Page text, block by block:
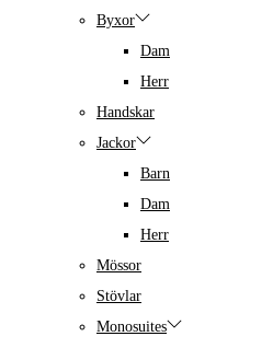
Byxor
Dam
Herr
Handskar
Jackor
Barn
Dam
Herr
Mössor
Stövlar
Monosuites